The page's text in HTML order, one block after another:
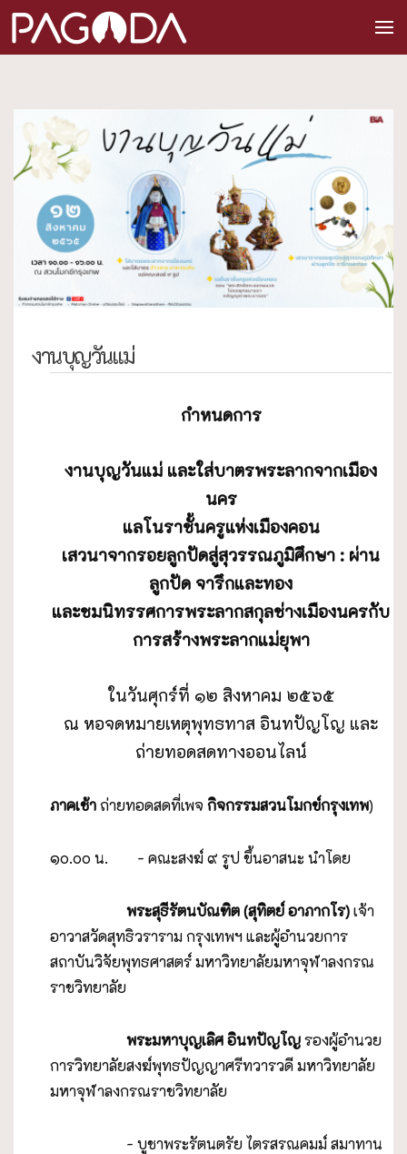
งานบุญวันแม่
กำหนดการ
งานบุญวันแม่ และใส่บาตรพระลากจากเมือง
นคร
แลโนราชั้นครูแห่งเมืองคอน
เสวนาจากรอยลูกปัดสู่สุวรรณภูมิศึกษา : ผ่าน
ลูกปัด จารึกและทอง
และชมนิทรรศการพระลากสกุลช่างเมืองนครกับ
การสร้างพระลากแม่ยุพา
ในวันศุกร์ที่ ๑๒ สิงหาคม ๒๕๖๕
ณ หอจดหมายเหตุพุทธทาส อินทปัญโญ และ
ถ่ายทอดสดทางออนไลน์
ภาคเช้าถ่ายทอดสดที่เพจ กิจกรรมสวนโมกข์กรุงเทพ)
๑๐.๐๐ น. - คณะสงฆ์ ๙ รูป ขึ้นอาสนะ นำโดย
พระสุธีรัตนบัณฑิต (สุทิตย์ อาภากโร)เจ้า
อาวาสวัดสุทธิวราราม กรุงเทพฯ และผู้อำนวยการ
สถาบันวิจัยพุทธศาสตร์ มหาวิทยาลัยมหาจุฬาลงกรณ
ราชวิทยาลัย
พระมหาบุญเลิศ อินทปัญโญรองผู้อำนวย
การวิทยาลัยสงฆ์พุทธปัญญาศรีทวารวดี มหาวิทยาลัย
มหาจุฬาลงกรณราชวิทยาลัย
- บูชาพระรัตนตรัย ไตรสรณคมม์ สมาทาน